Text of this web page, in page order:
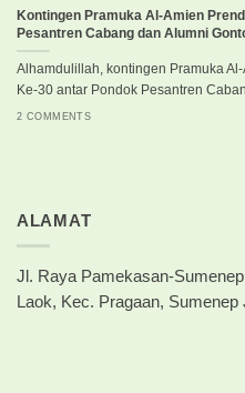
Kontingen Pramuka Al-Amien
Pesantren Cabang dan Alumni
Alhamdulillah, kontingen Pramuka
Ke-30 antar Pondok Pesantren
2 COMMENTS
ALAMAT
Jl. Raya Pamekasan-
Laok, Kec. Pragaan, Sumenep